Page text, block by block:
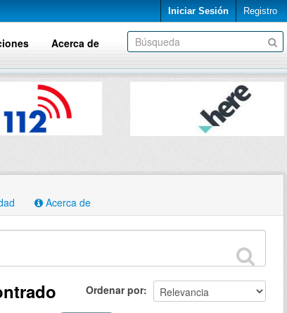
Iniciar Sesión Registro
Acerca de
Acerca de
Ordenar por